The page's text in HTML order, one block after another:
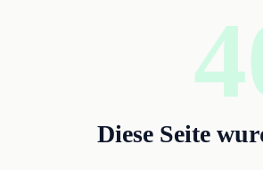
Diese Seite